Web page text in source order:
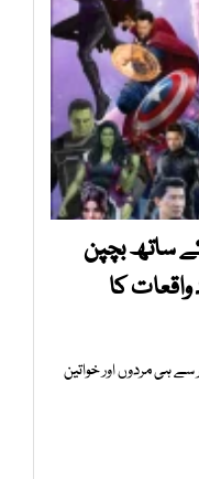
کے ساتھ بچپن
کا
انھیں 9 سال کی عمر سے ہی مردوں اور خواتین